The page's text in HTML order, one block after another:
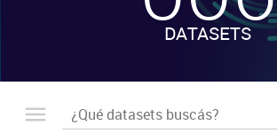
DATASETS